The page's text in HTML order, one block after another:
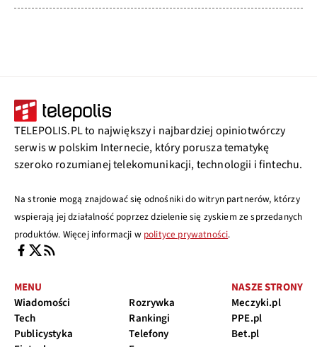
TELEPOLIS.PL to największy i najbardziej opiniotwórczy
serwis w polskim Internecie, który porusza tematykę
szeroko rozumianej telekomunikacji, technologii i fintechu.
Na stronie mogą znajdować się odnośniki do witryn partnerów, którzy
wspierają jej działalność poprzez dzielenie się zyskiem ze sprzedanych
produktów. Więcej informacji w polityce prywatności.
MENU
Wiadomości
Tech
Publicystyka
Rozrywka
Rankingi
Telefony
NASZE STRONY
Meczyki.pl
PPE.pl
Bet.pl